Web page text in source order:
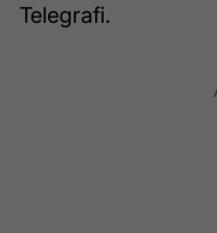
Telegrafi.